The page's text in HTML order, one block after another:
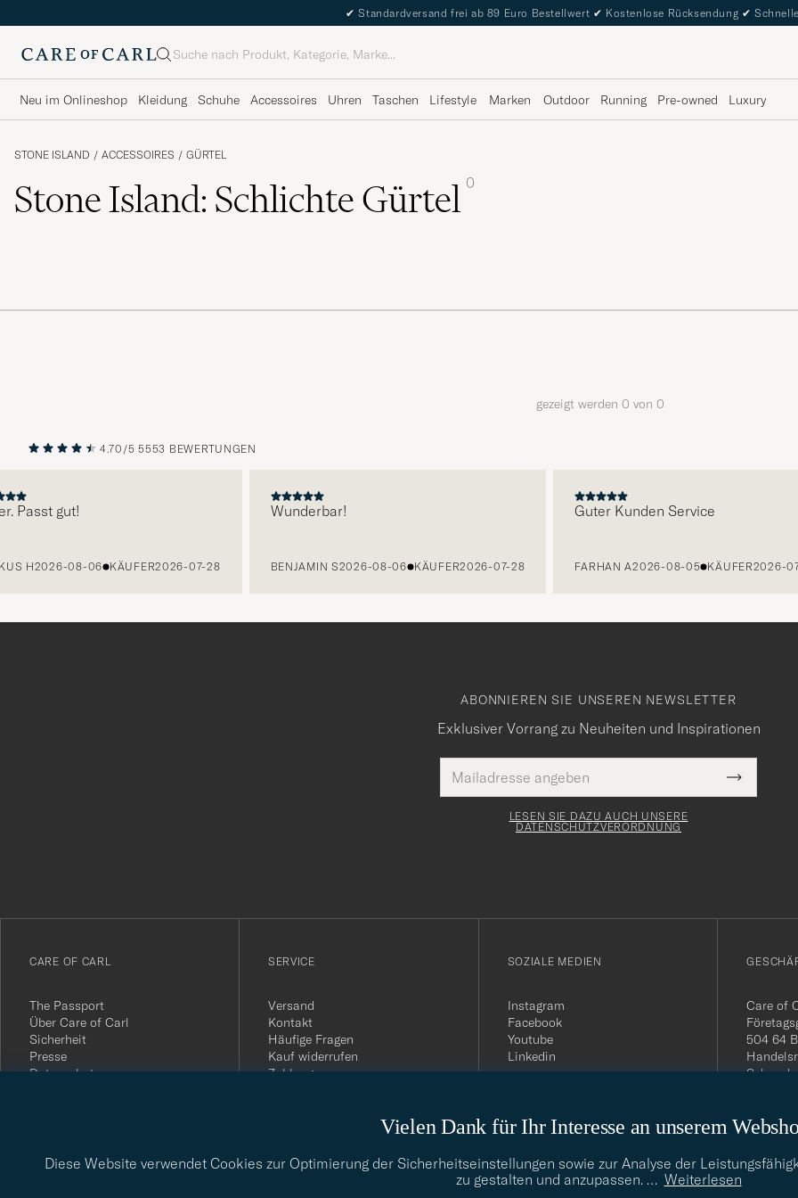
✔ Standardversand frei ab 89 Euro Bestellwert ✔ Kostenlose Rücksendung ✔
Suche
Neu im Onlineshop Kleidung Schuhe Accessoires Uhren Taschen Lifestyle Marken Outdoor Running Pre-owned Luxury
STONE ISLAND / ACCESSOIRES / GÜRTEL
Stone Island: Schlichte Gürtel 0
gezeigt werden 0 von 0
VORHERIGE
4.70/5 5553 BEWERTUNGEN
Passt gut!
H2026-08-06 KÄUFER2026-07-28
Wunderbar!
BENJAMIN S2026-08-06 KÄUFER2026-07-28
Guter Kunden Service
FARHAN A2026-08-05 KÄUFER2026-
Vielen Dank für Ihr Interesse an unserem
Diese Website verwendet Cookies zur Optimierung der Sicherheitseinstellungen sowie zur Analyse der
zu gestalten und anzupassen. … Weiterlesen
ABONNIEREN SIE UNSEREN NEWSLETTER
Exklusiver Vorrang zu Neuheiten und Inspirationen
Mail
Adresse
Pflichtfeld
Submit
Newsletter
till
nyhetsbrev!
LESEN SIE DAZU AUCH UNSERE
DATENSCHUTZVERORDNUNG
CARE OF CARL
The Passport
Über Care of Carl
Sicherheit
Presse
Datenschutz
SERVICE
Versand
Kontakt
Häufige Fragen
Kauf widerrufen
Zahlung
SOZIALE MEDIEN
Instagram
Facebook
Youtube
Linkedin
Care of
504 64
USt-
E-Mail-